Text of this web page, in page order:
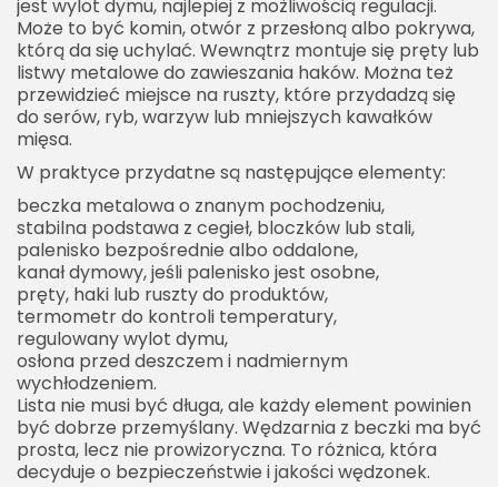
jest wylot dymu, najlepiej z możliwością regulacji.
Może to być komin, otwór z przesłoną albo pokrywa,
którą da się uchylać. Wewnątrz montuje się pręty lub
listwy metalowe do zawieszania haków. Można też
przewidzieć miejsce na ruszty, które przydadzą się
do serów, ryb, warzyw lub mniejszych kawałków
mięsa.
W praktyce przydatne są następujące elementy:
beczka metalowa o znanym pochodzeniu,
stabilna podstawa z cegieł, bloczków lub stali,
palenisko bezpośrednie albo oddalone,
kanał dymowy, jeśli palenisko jest osobne,
pręty, haki lub ruszty do produktów,
termometr do kontroli temperatury,
regulowany wylot dymu,
osłona przed deszczem i nadmiernym
wychłodzeniem.
Lista nie musi być długa, ale każdy element powinien
być dobrze przemyślany. Wędzarnia z beczki ma być
prosta, lecz nie prowizoryczna. To różnica, która
decyduje o bezpieczeństwie i jakości wędzonek.